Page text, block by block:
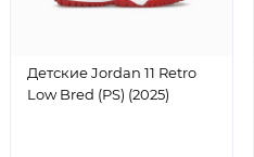
Детские Jordan 11 Retro
Low Bred (PS) (2025)